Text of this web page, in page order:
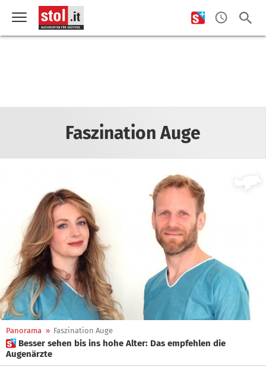
Faszination Auge
Panorama » Faszination Auge
 Besser sehen bis ins hohe Alter: Das empfehlen die
Augenärzte